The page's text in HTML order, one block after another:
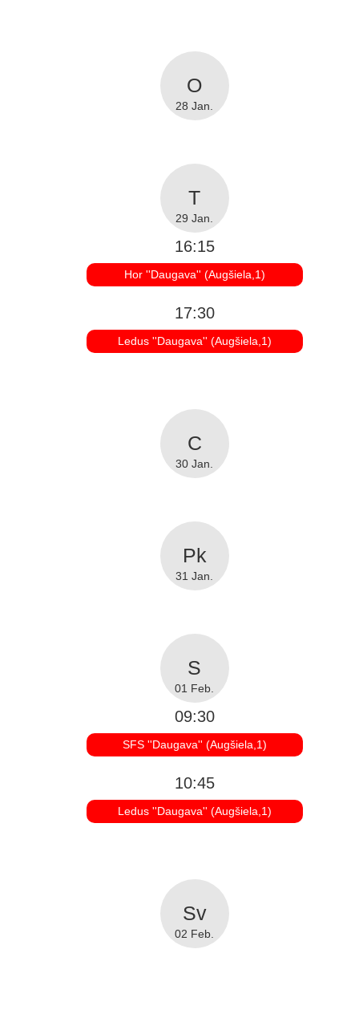
28 Jan.
29 Jan.
16:15
Hor ''Daugava'' (Augšiela,1)
17:30
Ledus ''Daugava'' (Augšiela,1)
30 Jan.
31 Jan.
01 Feb.
09:30
SFS ''Daugava'' (Augšiela,1)
10:45
Ledus ''Daugava'' (Augšiela,1)
02 Feb.